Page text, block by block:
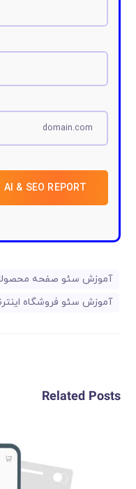
& SEO REPORT
آموزش سئو صفحه
آموزش سئو فروشگاه
Related Posts